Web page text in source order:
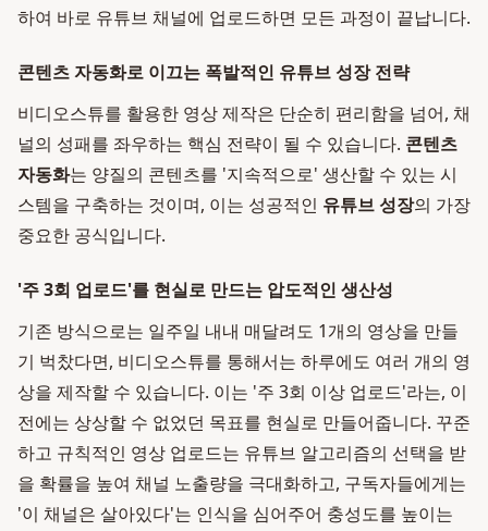
하여 바로 유튜브 채널에 업로드하면 모든 과정이 끝납니다.
콘텐츠 자동화로 이끄는 폭발적인 유튜브 성장 전략
비디오스튜를 활용한 영상 제작은 단순히 편리함을 넘어, 채
널의 성패를 좌우하는 핵심 전략이 될 수 있습니다. 콘텐츠
자동화는 양질의 콘텐츠를 '지속적으로' 생산할 수 있는 시
스템을 구축하는 것이며, 이는 성공적인 유튜브 성장의 가장
중요한 공식입니다.
'주 3회 업로드'를 현실로 만드는 압도적인 생산성
기존 방식으로는 일주일 내내 매달려도 1개의 영상을 만들
기 벅찼다면, 비디오스튜를 통해서는 하루에도 여러 개의 영
상을 제작할 수 있습니다. 이는 '주 3회 이상 업로드'라는, 이
전에는 상상할 수 없었던 목표를 현실로 만들어줍니다. 꾸준
하고 규칙적인 영상 업로드는 유튜브 알고리즘의 선택을 받
을 확률을 높여 채널 노출량을 극대화하고, 구독자들에게는
'이 채널은 살아있다'는 인식을 심어주어 충성도를 높이는